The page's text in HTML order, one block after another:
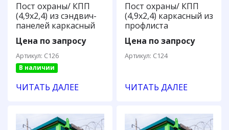
Пост охраны/ КПП
(4,9х2,4) из сэндвич-
панелей каркасный
Цена по запросу
Артикул: С126
В наличии
ЧИТАТЬ ДАЛЕЕ
Пост охраны/ КПП
(4,9х2,4) каркасный из
профлиста
Цена по запросу
Артикул: С124
ЧИТАТЬ ДАЛЕЕ